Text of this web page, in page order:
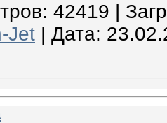
42419
Jet Дата: